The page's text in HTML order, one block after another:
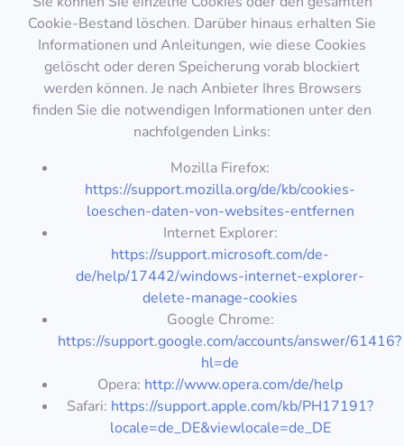
Cookie-Bestand löschen. Darüber hinaus erhalten Sie
Informationen und Anleitungen, wie diese Cookies
gelöscht oder deren Speicherung vorab blockiert
werden können. Je nach Anbieter Ihres Browsers
finden Sie die notwendigen Informationen unter den
nachfolgenden Links:
Mozilla Firefox:
https://support.mozilla.org/de/kb/cookies-
loeschen-daten-von-websites-entfernen
Internet Explorer:
https://support.microsoft.com/de-
de/help/17442/windows-internet-explorer-
delete-manage-cookies
Google Chrome:
https://support.google.com/accounts/answer/61416?
hl=de
Opera: http://www.opera.com/de/help
Safari: https://support.apple.com/kb/PH17191?
locale=de_DE&viewlocale=de_DE